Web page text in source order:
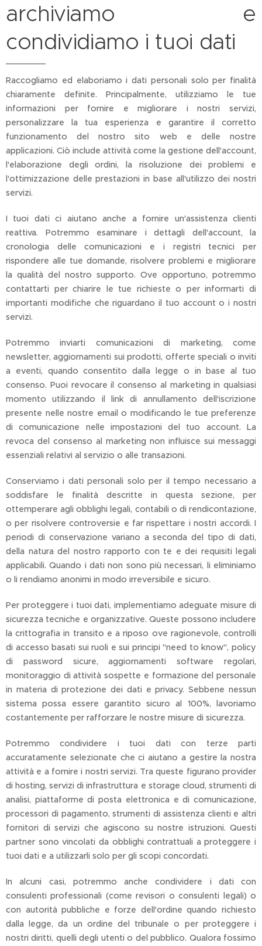
archiviamo e
condividiamo i tuoi dati
Raccogliamo ed elaboriamo i dati personali solo per finalità
chiaramente definite. Principalmente, utilizziamo le tue
informazioni per fornire e migliorare i nostri servizi,
personalizzare la tua esperienza e garantire il corretto
funzionamento del nostro sito web e delle nostre
applicazioni. Ciò include attività come la gestione dell'account,
l'elaborazione degli ordini, la risoluzione dei problemi e
l'ottimizzazione delle prestazioni in base all'utilizzo dei nostri
servizi.
I tuoi dati ci aiutano anche a fornire un'assistenza clienti
reattiva. Potremmo esaminare i dettagli dell'account, la
cronologia delle comunicazioni e i registri tecnici per
rispondere alle tue domande, risolvere problemi e migliorare
la qualità del nostro supporto. Ove opportuno, potremmo
contattarti per chiarire le tue richieste o per informarti di
importanti modifiche che riguardano il tuo account o i nostri
servizi.
Potremmo inviarti comunicazioni di marketing, come
newsletter, aggiornamenti sui prodotti, offerte speciali o inviti
a eventi, quando consentito dalla legge o in base al tuo
consenso. Puoi revocare il consenso al marketing in qualsiasi
momento utilizzando il link di annullamento dell'iscrizione
presente nelle nostre email o modificando le tue preferenze
di comunicazione nelle impostazioni del tuo account. La
revoca del consenso al marketing non influisce sui messaggi
essenziali relativi al servizio o alle transazioni.
Conserviamo i dati personali solo per il tempo necessario a
soddisfare le finalità descritte in questa sezione, per
ottemperare agli obblighi legali, contabili o di rendicontazione,
o per risolvere controversie e far rispettare i nostri accordi. I
periodi di conservazione variano a seconda del tipo di dati,
della natura del nostro rapporto con te e dei requisiti legali
applicabili. Quando i dati non sono più necessari, li eliminiamo
o li rendiamo anonimi in modo irreversibile e sicuro.
Per proteggere i tuoi dati, implementiamo adeguate misure di
sicurezza tecniche e organizzative. Queste possono includere
la crittografia in transito e a riposo ove ragionevole, controlli
di accesso basati sui ruoli e sui principi "need to know", policy
di password sicure, aggiornamenti software regolari,
monitoraggio di attività sospette e formazione del personale
in materia di protezione dei dati e privacy. Sebbene nessun
sistema possa essere garantito sicuro al 100%, lavoriamo
costantemente per rafforzare le nostre misure di sicurezza.
Potremmo condividere i tuoi dati con terze parti
accuratamente selezionate che ci aiutano a gestire la nostra
attività e a fornire i nostri servizi. Tra queste figurano provider
di hosting, servizi di infrastruttura e storage cloud, strumenti di
analisi, piattaforme di posta elettronica e di comunicazione,
processori di pagamento, strumenti di assistenza clienti e altri
fornitori di servizi che agiscono su nostre istruzioni. Questi
partner sono vincolati da obblighi contrattuali a proteggere i
tuoi dati e a utilizzarli solo per gli scopi concordati.
In alcuni casi, potremmo anche condividere i dati con
consulenti professionali (come revisori o consulenti legali) o
con autorità pubbliche e forze dell'ordine quando richiesto
dalla legge, da un ordine del tribunale o per proteggere i
nostri diritti, quelli degli utenti o del pubblico. Qualora fossimo